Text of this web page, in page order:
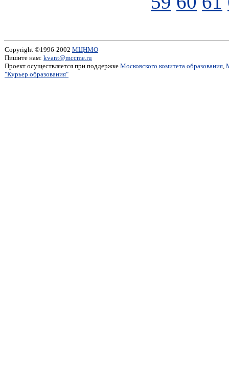
Copyright ©1996-2002 МЦНМО
Пишите нам: kvant@mccme.ru
Проект осуществляется при поддержке Московского комитета образования,
"Курьер образования"